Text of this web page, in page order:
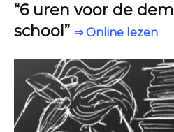
“6 uren voor de
school” ⇒ Online lezen